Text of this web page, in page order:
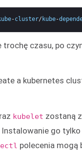
-cluster/ kube-
czasu, po
kubelet zostaną
go
polecenia mogą